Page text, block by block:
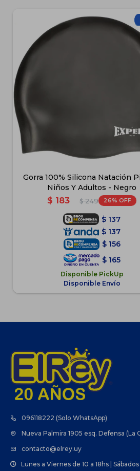
Gorra 100% Silicona Natación
Niños Y Adultos - Negro
$ 183 $ 249 26
$ 137
$ 137
$ 156
$ 165
Disponible PickUp
Disponible Envío
096118222 (Solo WhatsApp)
Nueva Palmira 1905 esq. Defensa
contacto@elrey.uy
Lunes a Viernes de 10 a 18hs | Sábados